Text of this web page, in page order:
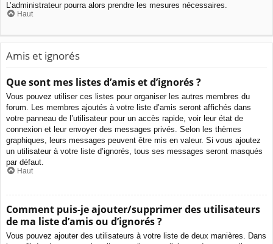
L’administrateur pourra alors prendre les mesures nécessaires.
Haut
Amis et ignorés
Que sont mes listes d’amis et d’ignorés ?
Vous pouvez utiliser ces listes pour organiser les autres membres du
forum. Les membres ajoutés à votre liste d’amis seront affichés dans
votre panneau de l’utilisateur pour un accès rapide, voir leur état de
connexion et leur envoyer des messages privés. Selon les thèmes
graphiques, leurs messages peuvent être mis en valeur. Si vous ajoutez
un utilisateur à votre liste d’ignorés, tous ses messages seront masqués
par défaut.
Haut
Comment puis-je ajouter/supprimer des utilisateurs
de ma liste d’amis ou d’ignorés ?
Vous pouvez ajouter des utilisateurs à votre liste de deux manières. Dans